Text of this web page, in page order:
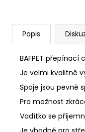
Popis
BAFPET
Je velmi kvalitně
Spoje jsou pevně
Pro možnost
Vodítko se